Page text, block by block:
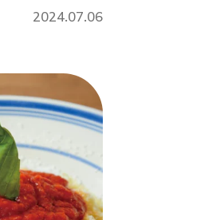
2024.07.06